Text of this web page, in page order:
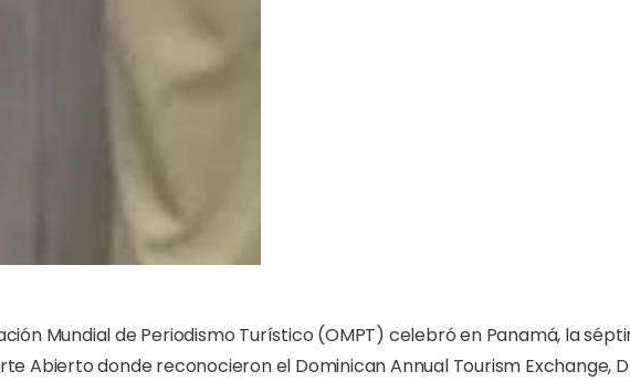
Mundial de Periodismo Turístico (OMPT) celebró en Panamá, la
Abierto donde reconocieron el Dominican Annual Tourism Exchange,